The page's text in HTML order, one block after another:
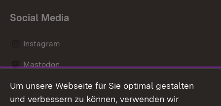
Social Media
Instagram
Mastodon
Messenger
Um unsere Webseite für Sie optimal gestalten
und verbessern zu können, verwenden wir